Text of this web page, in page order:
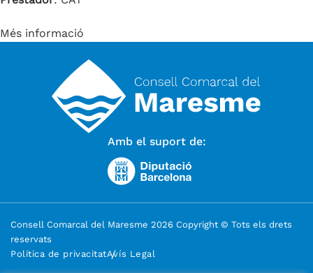
Més informació
Amb el suport de:
Consell Comarcal del Maresme 2026 Copyright © Tots els drets
reservats
Política de privacitatAvís Legal